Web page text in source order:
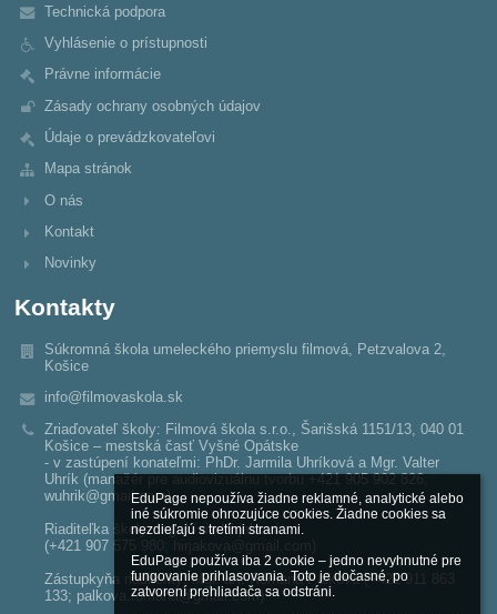
EduPage nepoužíva žiadne reklamné, analytické alebo
iné súkromie ohrozujúce cookies. Žiadne cookies sa
nezdieľajú s tretími stranami.
EduPage používa iba 2 cookie – jedno nevyhnutné pre
fungovanie prihlasovania. Toto je dočasné, po
zatvorení prehliadača sa odstráni.
Technická podpora
Vyhlásenie o prístupnosti
Právne informácie
Zásady ochrany osobných údajov
Údaje o prevádzkovateľovi
Mapa stránok
O nás
Kontakt
Novinky
Kontakty
Súkromná škola umeleckého priemyslu filmová, Petzvalova 2,
Košice
info@filmovaskola.sk
Zriaďovateľ školy: Filmová škola s.r.o., Šarišská 1151/13, 040 01
Košice – mestská časť Vyšné Opátske
- v zastúpení konateľmi: PhDr. Jarmila Uhríková a Mgr. Valter
Uhrík (manažér pre audiovizuálnu tvorbu +421 905 902 826;
wuhrik@gmail.com)
Riaditeľka školy: Ing. Lívia Hirjaková
(+421 907 575 980; hirjakova@gmail.com)
Zástupkyňa riaditeľky: Mgr. art. Romana Palková (+421 911 863
133; palkova.romana@gmail.com)